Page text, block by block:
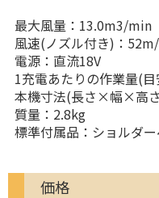
最大風量：13.0m3/min
風速(ノズル付き)：
電源：直流18V
1充電あたりの作業量(
本機寸法(長さ×幅×高
質量：2.8kg
標準付属品：ショルダ
価格